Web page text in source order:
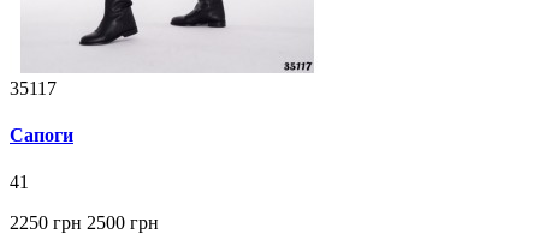
35117
Сапоги
41
2250 грн 2500 грн